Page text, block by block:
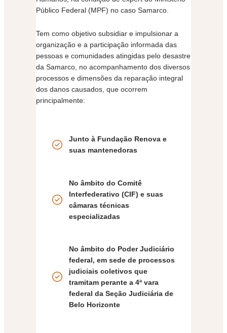
Público Federal (MPF) no caso Samarco.
Tem como objetivo subsidiar e impulsionar a
organização e a participação informada das
pessoas e comunidades atingidas pelo desastre
da Samarco, no acompanhamento dos diversos
processos e dimensões da reparação integral
dos danos causados, que ocorrem
principalmente:
Junto à Fundação Renova e
suas mantenedoras
No âmbito do Comitê
Interfederativo (CIF) e suas
câmaras técnicas
especializadas
No âmbito do Poder Judiciário
federal, em sede de processos
judiciais coletivos que
tramitam perante a 4ª vara
federal da Seção Judiciária de
Belo Horizonte